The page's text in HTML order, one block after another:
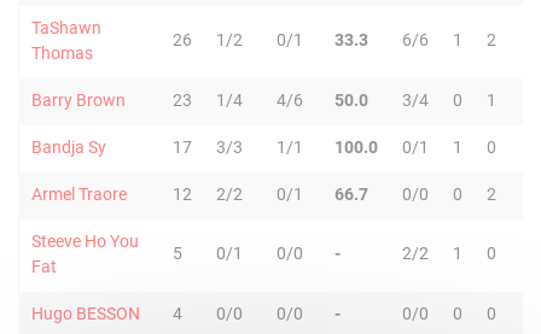
TaShawn
Thomas
26 1/2 0/1 33.3 6/6 1 2
Barry Brown 23 1/4 4/6 50.0 3/4 0 1
Bandja Sy 17 3/3 1/1 100.0 0/1 1 0
Armel Traore 12 2/2 0/1 66.7 0/0 0 2
Steeve Ho You
Fat
5 0/1 0/0 - 2/2 1 0
Hugo BESSON 4 0/0 0/0 - 0/0 0 0